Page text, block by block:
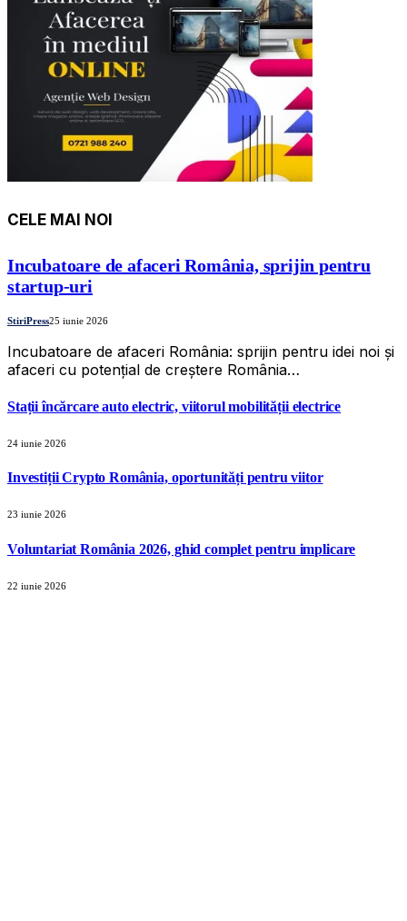
CELE MAI NOI
Incubatoare de afaceri România, sprijin pentru
startup-uri
StiriPress25 iunie 2026
Incubatoare de afaceri România: sprijin pentru idei noi și
afaceri cu potențial de creștere România…
Stații încărcare auto electric, viitorul mobilității electrice
24 iunie 2026
Investiții Crypto România, oportunități pentru viitor
23 iunie 2026
Voluntariat România 2026, ghid complet pentru implicare
22 iunie 2026